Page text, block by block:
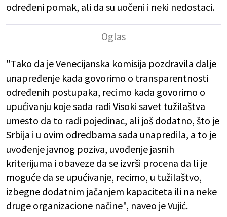
određeni pomak, ali da su uočeni i neki nedostaci.
"Tako da je Venecijanska komisija pozdravila dalje
unapređenje kada govorimo o transparentnosti
određenih postupaka, recimo kada govorimo o
upućivanju koje sada radi Visoki savet tužilaštva
umesto da to radi pojedinac, ali još dodatno, što je
Srbija i u ovim odredbama sada unapredila, a to je
uvođenje javnog poziva, uvođenje jasnih
kriterijuma i obaveze da se izvrši procena da li je
moguće da se upućivanje, recimo, u tužilaštvo,
izbegne dodatnim jačanjem kapaciteta ili na neke
druge organizacione načine", naveo je Vujić.